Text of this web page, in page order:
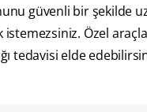
güvenli bir şekilde
istemezsiniz. Özel
tedavisi elde